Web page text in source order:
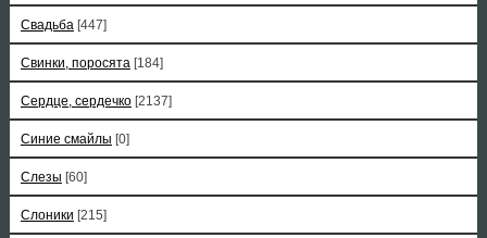
Свадьба [447]
Свинки, поросята [184]
Сердце, сердечко [2137]
Синие смайлы [0]
Слезы [60]
Слоники [215]